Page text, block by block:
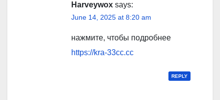
Harveywox says:
June 14, 2025 at 8:20 am
нажмите, чтобы подробнее
https://kra-33cc.cc
REPLY